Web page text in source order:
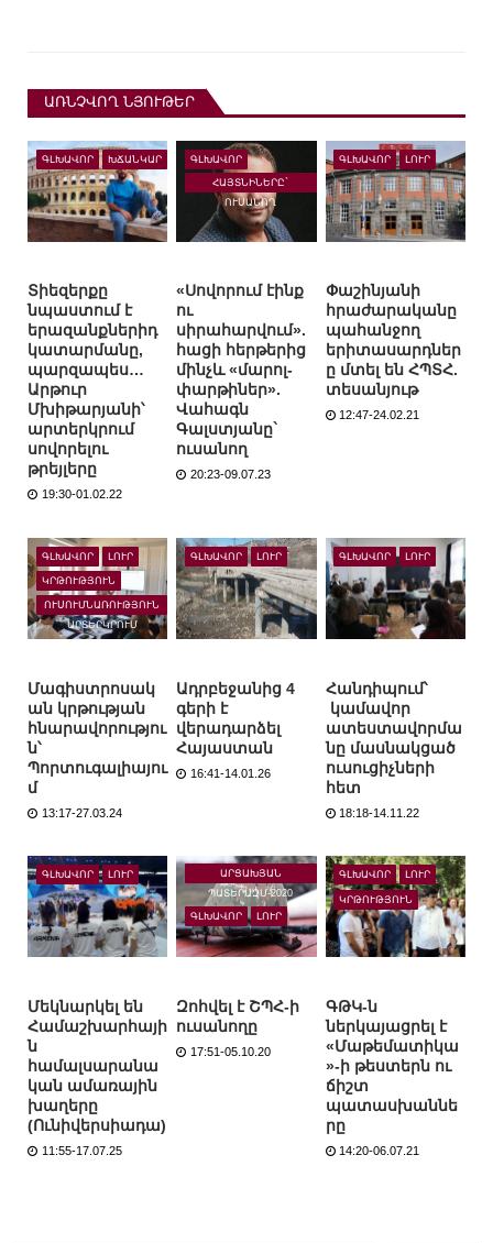
ԱՌՆՉՎՈՂ ՆՅՈՒԹԵՐ
ԳԼԽԱՎՈՐ ԽՃԱՆԿԱՐ
Տիեզերքը
նպաստում է
երազանքներիդ
կատարմանը,
պարզապես…
Արթուր
Մխիթարյանի՝
արտերկրում
սովորելու
թրեյլերը
19:30-01.02.22
ԳԼԽԱՎՈՐ
ՀԱՅՏՆԻՆԵՐԸ`
ՈՒՍԱՆՈՂ
«Սովորում էինք
ու
սիրահարվում».
հացի հերթերից
մինչև «մարոլ-
փարթիներ».
Վահագն
Գալստյանը`
ուսանող
20:23-09.07.23
ԳԼԽԱՎՈՐ ԼՈՒՐ
Փաշինյանի
հրաժարականը
պահանջող
երիտասարդներ
ը մտել են ՀՊՏՀ.
տեսանյութ
12:47-24.02.21
ԳԼԽԱՎՈՐ ԼՈՒՐ
ԿՐԹՈՒԹՅՈՒՆ
ՈՒՍՈՒՄՆԱՌՈՒԹՅՈՒՆ
ԱՐՏԵՐԿՐՈՒՄ
Մագիստրոսակ
ան կրթության
հնարավորությու
ն՝
Պորտուգալիայու
մ
13:17-27.03.24
ԳԼԽԱՎՈՐ ԼՈՒՐ
Ադրբեջանից 4
գերի է
վերադարձել
Հայաստան
16:41-14.01.26
ԳԼԽԱՎՈՐ ԼՈՒՐ
Հանդիպում՝
կամավոր
ատեստավորմա
նը մասնակցած
ուսուցիչների
հետ
18:18-14.11.22
ԳԼԽԱՎՈՐ ԼՈՒՐ
Մեկնարկել են
Համաշխարհայի
ն
համալսարանա
կան ամառային
խաղերը
(Ունիվերսիադա)
11:55-17.07.25
ԱՐՑԱԽՅԱՆ
ՊԱՏԵՐԱԶՄ-2020
ԳԼԽԱՎՈՐ ԼՈՒՐ
Զոհվել է ՇՊՀ-ի
ուսանողը
17:51-05.10.20
ԳԼԽԱՎՈՐ ԼՈՒՐ
ԿՐԹՈՒԹՅՈՒՆ
ԳԹԿ-ն
ներկայացրել է
«Մաթեմատիկա
»-ի թեստերն ու
ճիշտ
պատասխաննե
րը
14:20-06.07.21